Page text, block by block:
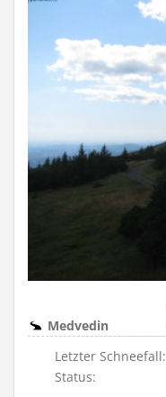
Medvedin
Letzter Schneefall:
Status: